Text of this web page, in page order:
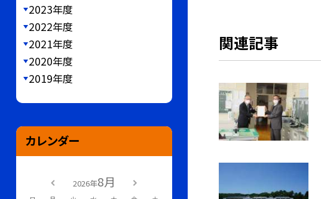
関連記事
2023年度
2022年度
2021年度
2020年度
2019年度
カレンダー
2026年8月